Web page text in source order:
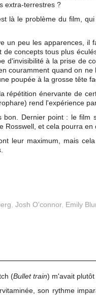
extra-terrestres ?
là le problème du film,
un peu les apparences, il
concepts tous plus
d'invisibilité à la prise de
couramment quand on
poupée à la grosse tête
répétition énervante de
rend l'expérience
Dernier point : le film
Rosswell, et cela pourra en
leur maximum, mais
Josh O'connor, Emily
(Bullet train) m'avait plutôt
son rythme